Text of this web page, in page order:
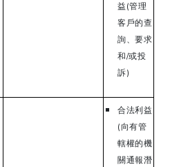
益(管理
客戶的查
詢、要求
和/或投
訴)
合法利益
(向有管
轄權的機
關通報潛